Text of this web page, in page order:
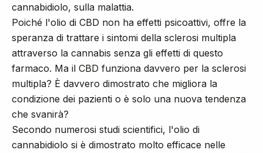
cannabidiolo, sulla malattia.
Poiché l'olio di CBD non ha effetti psicoattivi, offre la
speranza di trattare i sintomi della sclerosi multipla
attraverso la cannabis senza gli effetti di questo
farmaco. Ma il CBD funziona davvero per la sclerosi
multipla? È davvero dimostrato che migliora la
condizione dei pazienti o è solo una nuova tendenza
che svanirà?
Secondo numerosi studi scientifici, l'olio di
cannabidiolo si è dimostrato molto efficace nelle